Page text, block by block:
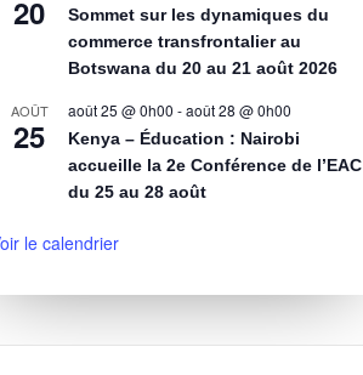
20
Sommet sur les dynamiques du
commerce transfrontalier au
Botswana du 20 au 21 août 2026
AOÛT
25
août 25 @ 0h00 -août 28 @ 0h00
Kenya – Éducation : Nairobi
accueille la 2e Conférence de l’EAC
du 25 au 28 août
le calendrier